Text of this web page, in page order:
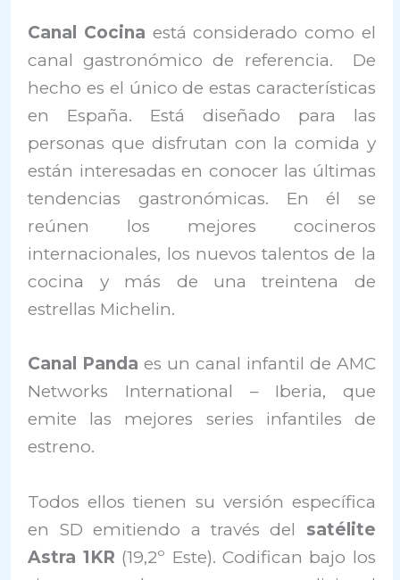
Canal Cocina está considerado como el
canal gastronómico de referencia. De
hecho es el único de estas características
en España. Está diseñado para las
personas que disfrutan con la comida y
están interesadas en conocer las últimas
tendencias gastronómicas. En él se
reúnen los mejores cocineros
internacionales, los nuevos talentos de la
cocina y más de una treintena de
estrellas Michelin.
Canal Panda es un canal infantil de AMC
Networks International – Iberia, que
emite las mejores series infantiles de
estreno.
Todos ellos tienen su versión específica
en SD emitiendo a través del satélite
Astra 1KR (19,2º Este). Codifican bajo los